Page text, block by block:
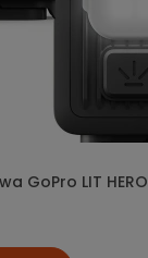
GoPro LIT HERO